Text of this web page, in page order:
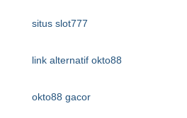
situs slot777
link alternatif okto88
okto88 gacor